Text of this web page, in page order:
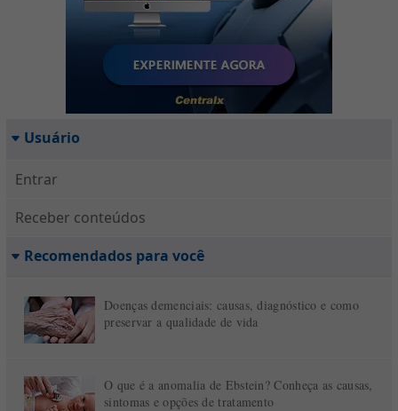
Usuário
Entrar
Receber conteúdos
Recomendados para você
Doenças demenciais: causas, diagnóstico e como
preservar a qualidade de vida
O que é a anomalia de Ebstein? Conheça as causas,
sintomas e opções de tratamento